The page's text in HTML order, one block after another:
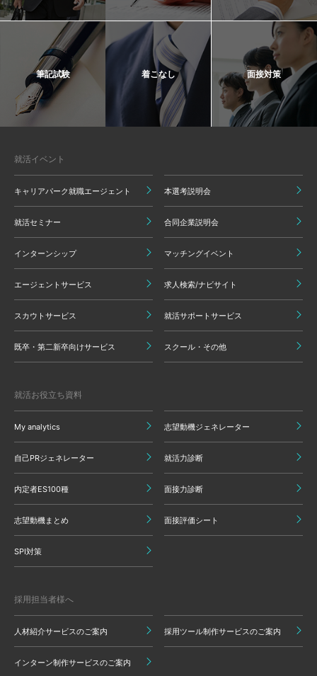
筆記試験 着こなし 面接対策
就活イベント
キャリアパーク就職エージェント 本選考説明会
就活セミナー 合同企業説明会
インターンシップ マッチングイベント
エージェントサービス 求人検索/ナビサイト
スカウトサービス 就活サポートサービス
既卒・第二新卒向けサービス スクール・その他
就活お役立ち資料
My analytics 志望動機ジェネレーター
自己PRジェネレーター 就活力診断
内定者ES100種 面接力診断
志望動機まとめ 面接評価シート
SPI対策
採用担当者様へ
人材紹介サービスのご案内 採用ツール制作サービスのご案内
インターン制作サービスのご案内